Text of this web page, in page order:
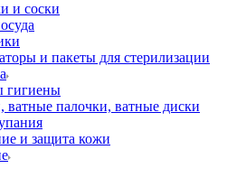
и соски
и пакеты для стерилизации
гигиены
ватные палочки, ватные диски
и защита кожи